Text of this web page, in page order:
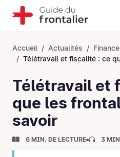
Accueil Actualités
Finance
Télétravail et fiscalité : ce que les frontaliers
Télétravail et
que les
savoir
6 MIN. DE LECTURE 3